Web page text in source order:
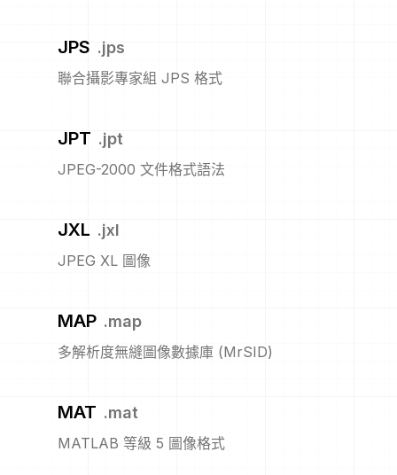
JPS .jps
聯合攝影專家組 JPS 格式
JPT .jpt
JPEG-2000 文件格式語法
JXL .jxl
JPEG XL 圖像
MAP .map
多解析度無縫圖像數據庫 (MrSID)
MAT .mat
MATLAB 等級 5 圖像格式